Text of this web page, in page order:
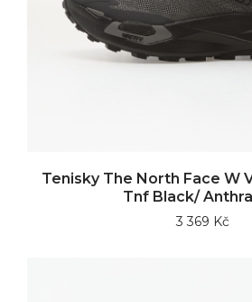
Tenisky The North Face W
Tnf Black/
3 369 Kč